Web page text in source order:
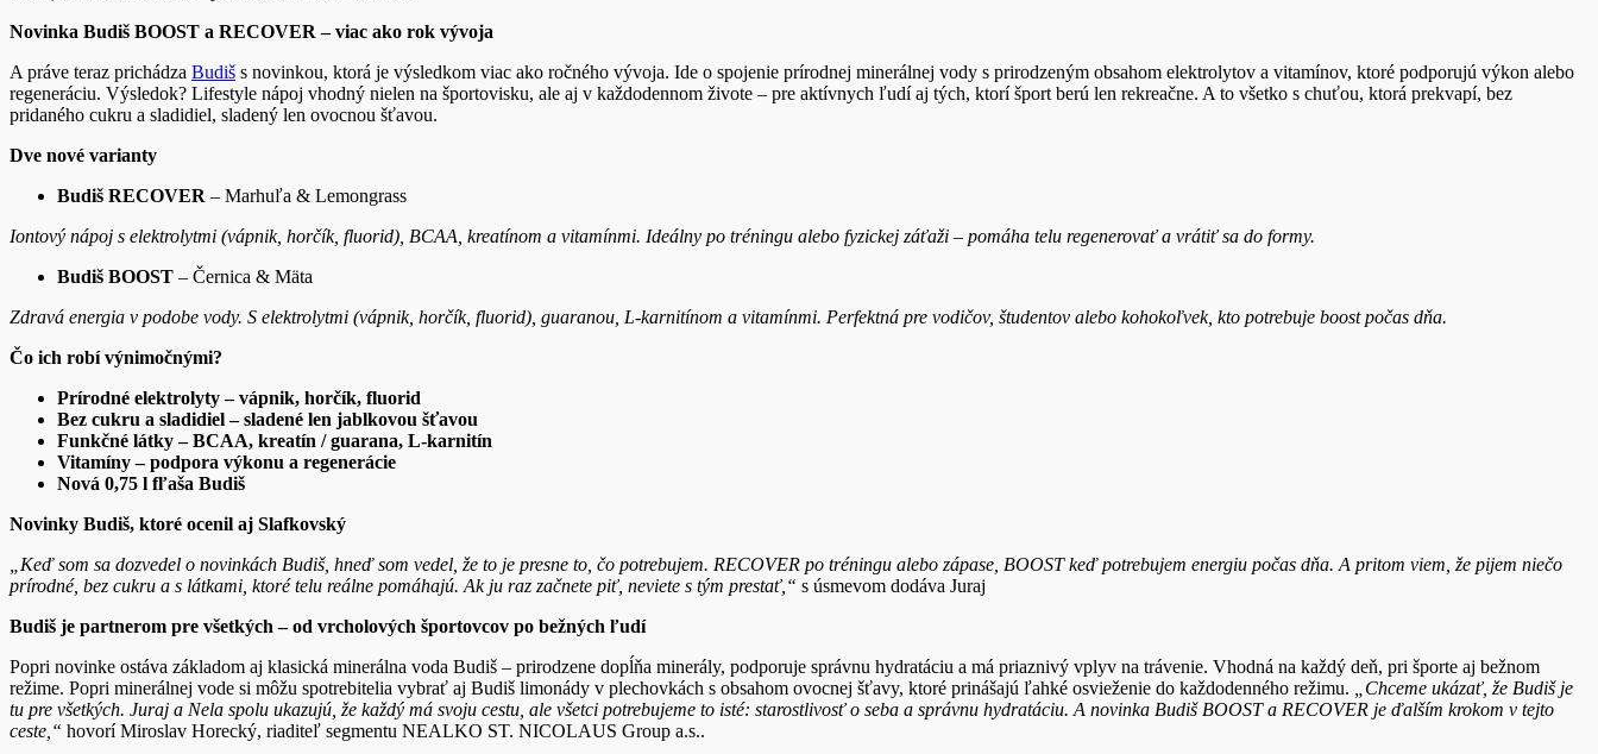
Novinka Budiš BOOST a RECOVER – viac ako rok vývoja
A práve teraz prichádza Budiš s novinkou, ktorá je výsledkom viac ako ročného vývoja. Ide o spojenie prírodnej minerálnej vody s prirodzeným obsahom elektrolytov a vitamínov, ktoré podporujú výkon alebo
regeneráciu. Výsledok? Lifestyle nápoj vhodný nielen na športovisku, ale aj v každodennom živote – pre aktívnych ľudí aj tých, ktorí šport berú len rekreačne. A to všetko s chuťou, ktorá prekvapí, bez
pridaného cukru a sladidiel, sladený len ovocnou šťavou.
Dve nové varianty
Budiš RECOVER – Marhuľa & Lemongrass
Iontový nápoj s elektrolytmi (vápnik, horčík, fluorid), BCAA, kreatínom a vitamínmi. Ideálny po tréningu alebo fyzickej záťaži – pomáha telu regenerovať a vrátiť sa do formy.
Budiš BOOST – Černica & Mäta
Zdravá energia v podobe vody. S elektrolytmi (vápnik, horčík, fluorid), guaranou, L-karnitínom a vitamínmi. Perfektná pre vodičov, študentov alebo kohokoľvek, kto potrebuje boost počas dňa.
Čo ich robí výnimočnými?
Prírodné elektrolyty – vápnik, horčík, fluorid
Bez cukru a sladidiel – sladené len jablkovou šťavou
Funkčné látky – BCAA, kreatín / guarana, L-karnitín
Vitamíny – podpora výkonu a regenerácie
Nová 0,75 l fľaša Budiš
Novinky Budiš, ktoré ocenil aj Slafkovský
„Keď som sa dozvedel o novinkách Budiš, hneď som vedel, že to je presne to, čo potrebujem. RECOVER po tréningu alebo zápase, BOOST keď potrebujem energiu počas dňa. A pritom viem, že pijem niečo
prírodné, bez cukru a s látkami, ktoré telu reálne pomáhajú. Ak ju raz začnete piť, neviete s tým prestať,“ s úsmevom dodáva Juraj
Budiš je partnerom pre všetkých – od vrcholových športovcov po bežných ľudí
Popri novinke ostáva základom aj klasická minerálna voda Budiš – prirodzene dopĺňa minerály, podporuje správnu hydratáciu a má priaznivý vplyv na trávenie. Vhodná na každý deň, pri športe aj bežnom
režime. Popri minerálnej vode si môžu spotrebitelia vybrať aj Budiš limonády v plechovkách s obsahom ovocnej šťavy, ktoré prinášajú ľahké osvieženie do každodenného režimu. „Chceme ukázať, že Budiš je
tu pre všetkých. Juraj a Nela spolu ukazujú, že každý má svoju cestu, ale všetci potrebujeme to isté: starostlivosť o seba a správnu hydratáciu. A novinka Budiš BOOST a RECOVER je ďalším krokom v tejto
ceste,“ hovorí Miroslav Horecký, riaditeľ segmentu NEALKO ST. NICOLAUS Group a.s..